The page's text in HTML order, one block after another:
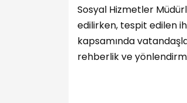
Sosyal Hizmetler
edilirken, tespit edilen
kapsamında
rehberlik ve